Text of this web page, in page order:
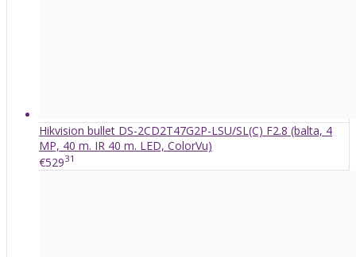
Hikvision bullet DS-2CD2T47G2P-LSU/SL(C) F2.8 (balta, 4
MP, 40 m. IR 40 m. LED, ColorVu)
€52931